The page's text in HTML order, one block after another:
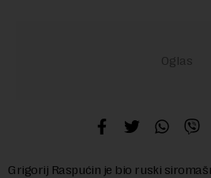
Grigorij Raspućin je bio ruski